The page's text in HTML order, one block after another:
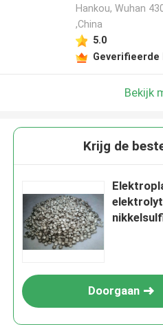
Hankou, Wuhan
,China
5.0
Geverifieerde
Bekijk
Krijg de
Doorgaan